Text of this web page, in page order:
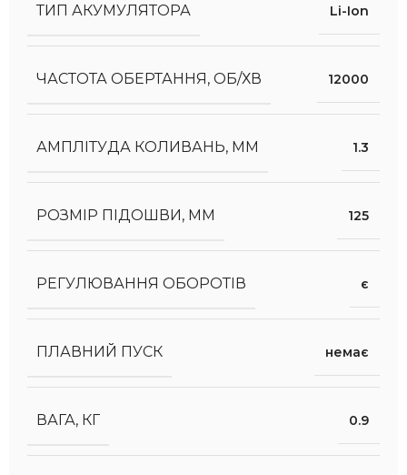
ТИП АКУМУЛЯТОРА Li-Ion
ЧАСТОТА ОБЕРТАННЯ, ОБ/ХВ 12000
АМПЛІТУДА КОЛИВАНЬ, ММ 1.3
РОЗМІР ПІДОШВИ, ММ 125
РЕГУЛЮВАННЯ ОБОРОТІВ є
ПЛАВНИЙ ПУСК немає
ВАГА, КГ 0.9